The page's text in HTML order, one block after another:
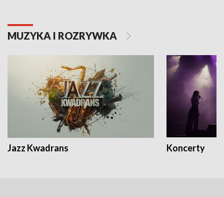
MUZYKA I ROZRYWKA
Jazz Kwadrans Koncerty